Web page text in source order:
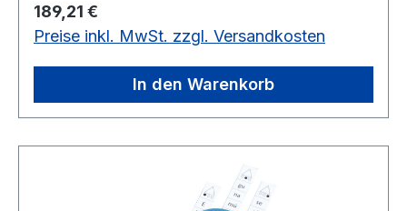
Selbstkontrolle das Wort einmal zusammen und
einmal mit Silbentrennung aufgedruckt. Geeignet
Präsentation-WortbaukastenEin Übungsmaterial
auf Silbenbasis PraesentationErzg.pdf
Regulärer Preis:
189,21 €
Preise inkl. MwSt. zzgl. Versandkosten
In den Warenkorb